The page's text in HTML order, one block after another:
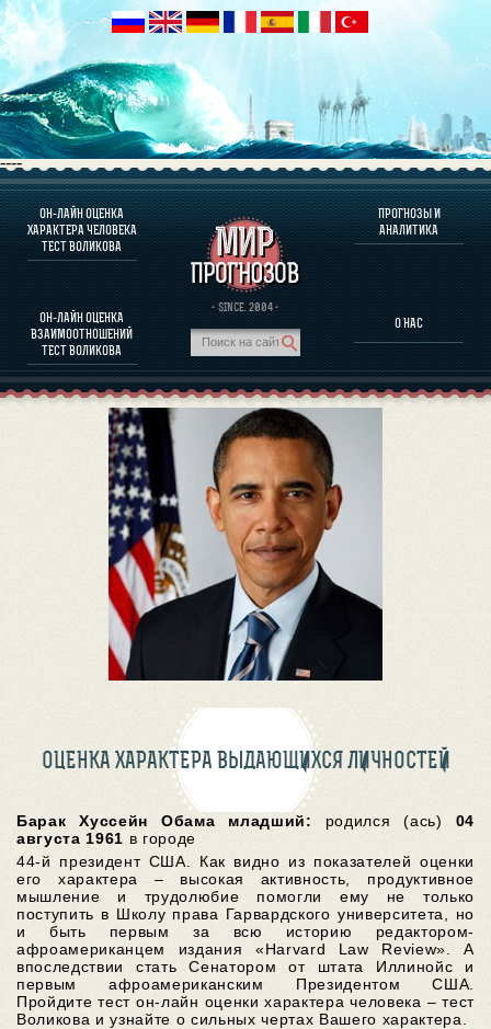
----
ОН-ЛАЙН ОЦЕНКА
ХАРАКТЕРА ЧЕЛОВЕКА
ТЕСТ ВОЛИКОВА
ОН-ЛАЙН ОЦЕНКА
ВЗАИМООТНОШЕНИЙ
ТЕСТ ВОЛИКОВА
· SINCE. 2004 ·
ПРОГНОЗЫ И
АНАЛИТИКА
О НАС
О ПРОГРАММЕ
ОЦЕНКА ХАРАКТЕРA ЧЕЛОВЕКА
ОЦЕНКА ХАРАКТЕРА ВЫДАЮЩИХСЯ ЛИЧНОСТЕЙ
О ПРОГРАММЕ
ПРОГНОЗЫ И АНАЛИТИКА
ОЦЕНКА ХАРАКТЕРА ВЫДАЮЩИХСЯ ЛИЧНОСТЕЙ
Барак Хуссейн Обама младший: родился (ась) 04
августа 1961 в городе
44-й президент США. Как видно из показателей оценки
его характера – высокая активность, продуктивное
мышление и трудолюбие помогли ему не только
поступить в Школу права Гарвардского университета, но
и быть первым за всю историю редактором-
афроамериканцем издания «Harvard Law Review». А
впоследствии стать Сенатором от штата Иллинойс и
первым афроамериканским Президентом США.
Пройдите тест он-лайн оценки характера человека – тест
Воликова и узнайте о сильных чертах Вашего характера.